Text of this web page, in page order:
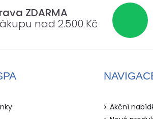
ZDARMA
nad 2.500 Kč
Akční